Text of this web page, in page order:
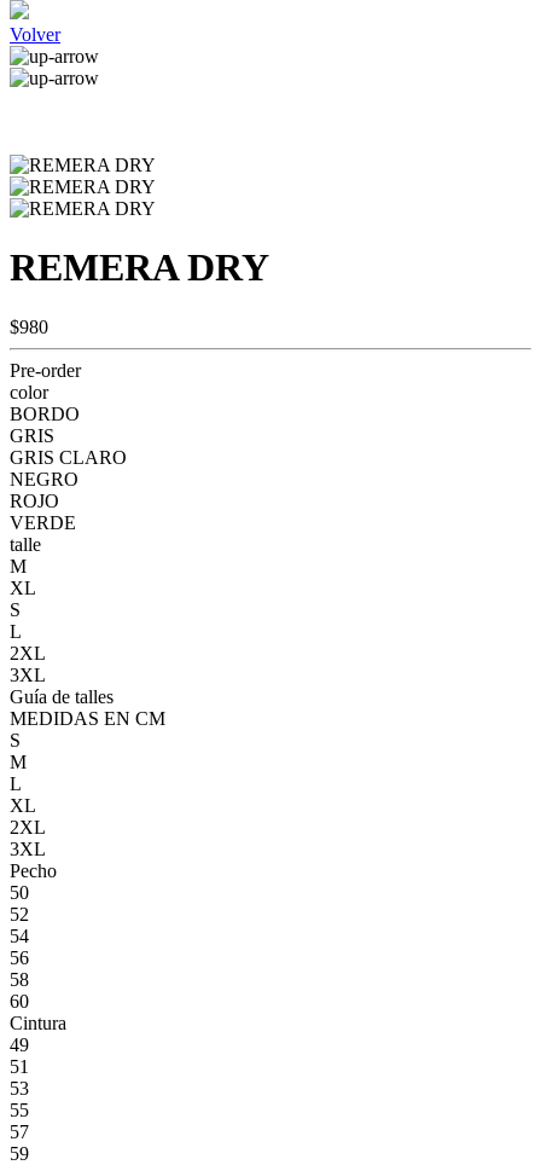
Volver
REMERA DRY
$980
Pre-order
color
BORDO
GRIS
GRIS CLARO
NEGRO
ROJO
VERDE
talle
M
XL
S
L
2XL
3XL
Guía de talles
MEDIDAS EN CM
S
M
L
XL
2XL
3XL
Pecho
50
52
54
56
58
60
Cintura
49
51
53
55
57
59